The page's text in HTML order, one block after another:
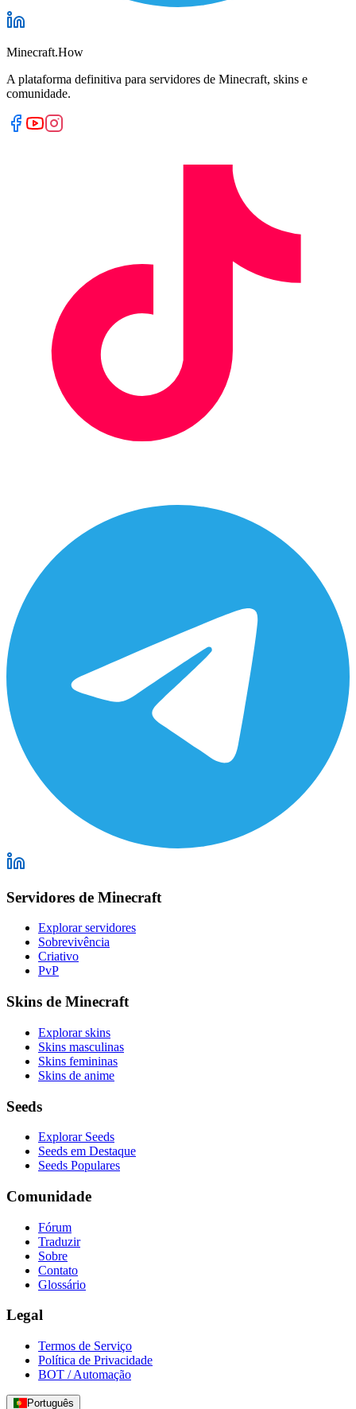
Minecraft.How
A plataforma definitiva para servidores de Minecraft, skins e
comunidade.
Servidores de Minecraft
Explorar servidores
Sobrevivência
Criativo
PvP
Skins de Minecraft
Explorar skins
Skins masculinas
Skins femininas
Skins de anime
Seeds
Explorar Seeds
Seeds em Destaque
Seeds Populares
Comunidade
Fórum
Traduzir
Sobre
Contato
Glossário
Legal
Termos de Serviço
Política de Privacidade
BOT / Automação
Português